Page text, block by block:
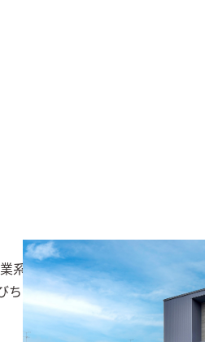
系2つの素材で取り入れ、目
ちゃ）を採用